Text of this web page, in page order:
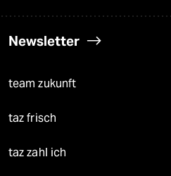
Newsletter
team zukunft
taz frisch
taz zahl ich